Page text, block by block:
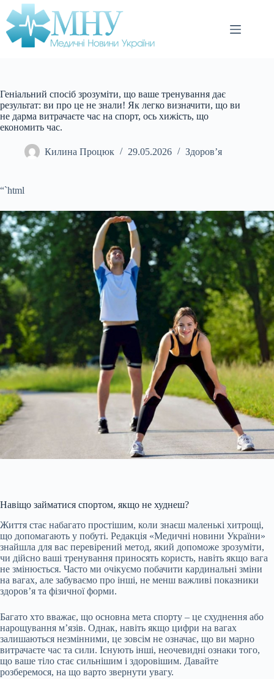
Перейти
до
вмісту
Геніальний спосіб зрозуміти, що ваше тренування дає
результат: ви про це не знали! Як легко визначити, що ви
не дарма витрачаєте час на спорт, ось хижість, що
економить час.
Килина Процюк 29.05.2026 Здоров’я
“`html
Навіщо займатися спортом, якщо не худнеш?
Життя стає набагато простішим, коли знаєш маленькі хитрощі,
що допомагають у побуті. Редакція «Медичні новини України»
знайшла для вас перевірений метод, який допоможе зрозуміти,
чи дійсно ваші тренування приносять користь, навіть якщо вага
не змінюється. Часто ми очікуємо побачити кардинальні зміни
на вагах, але забуваємо про інші, не менш важливі показники
здоров’я та фізичної форми.
Багато хто вважає, що основна мета спорту – це схуднення або
нарощування м’язів. Однак, навіть якщо цифри на вагах
залишаються незмінними, це зовсім не означає, що ви марно
витрачаєте час та сили. Існують інші, неочевидні ознаки того,
що ваше тіло стає сильнішим і здоровішим. Давайте
розберемося, на що варто звернути увагу.